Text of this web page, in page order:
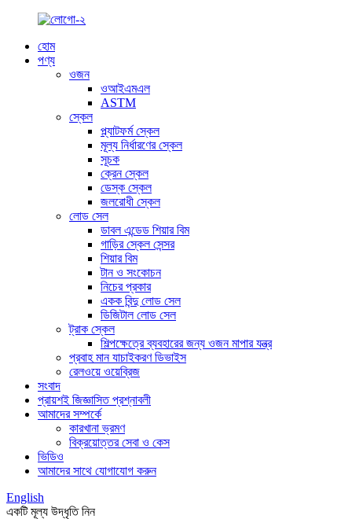
হোম
পণ্য
ওজন
ওআইএমএল
ASTM
স্কেল
প্ল্যাটফর্ম স্কেল
মূল্য নির্ধারণের স্কেল
সূচক
ক্রেন স্কেল
ডেস্ক স্কেল
জলরোধী স্কেল
লোড সেল
ডাবল এন্ডেড শিয়ার বিম
গাড়ির স্কেল সেন্সর
শিয়ার বিম
টান ও সংকোচন
নিচের প্রকার
একক বিন্দু লোড সেল
ডিজিটাল লোড সেল
ট্রাক স্কেল
শিল্পক্ষেত্রে ব্যবহারের জন্য ওজন মাপার যন্ত্র
প্রবাহ মান যাচাইকরণ ডিভাইস
রেলওয়ে ওয়েব্রিজ
সংবাদ
প্রায়শই জিজ্ঞাসিত প্রশ্নাবলী
আমাদের সম্পর্কে
কারখানা ভ্রমণ
বিক্রয়োত্তর সেবা ও কেস
ভিডিও
আমাদের সাথে যোগাযোগ করুন
English
একটি মূল্য উদ্ধৃতি নিন